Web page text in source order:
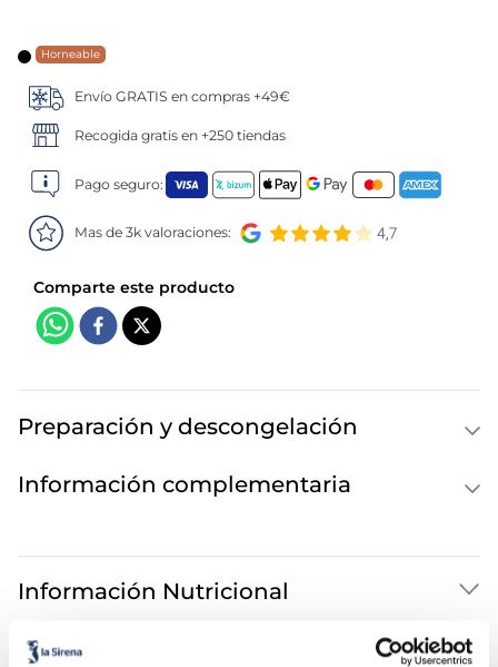
Horneable
Envío GRATIS en compras +49€
Recogida gratis en +250 tiendas
Pago seguro:
Mas de 3k valoraciones:
Preparación y descongelación
Información complementaria
Información Nutricional
10. pollo